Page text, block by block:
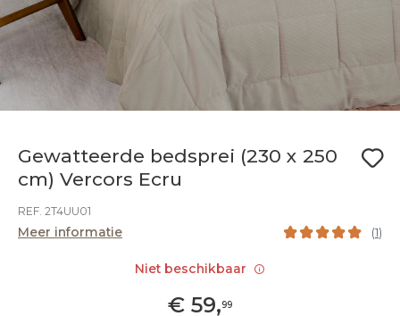
Gewatteerde bedsprei (230 x 250
cm) Vercors Ecru
REF. 2T4UU01
Meer informatie (1)
€ 59,99